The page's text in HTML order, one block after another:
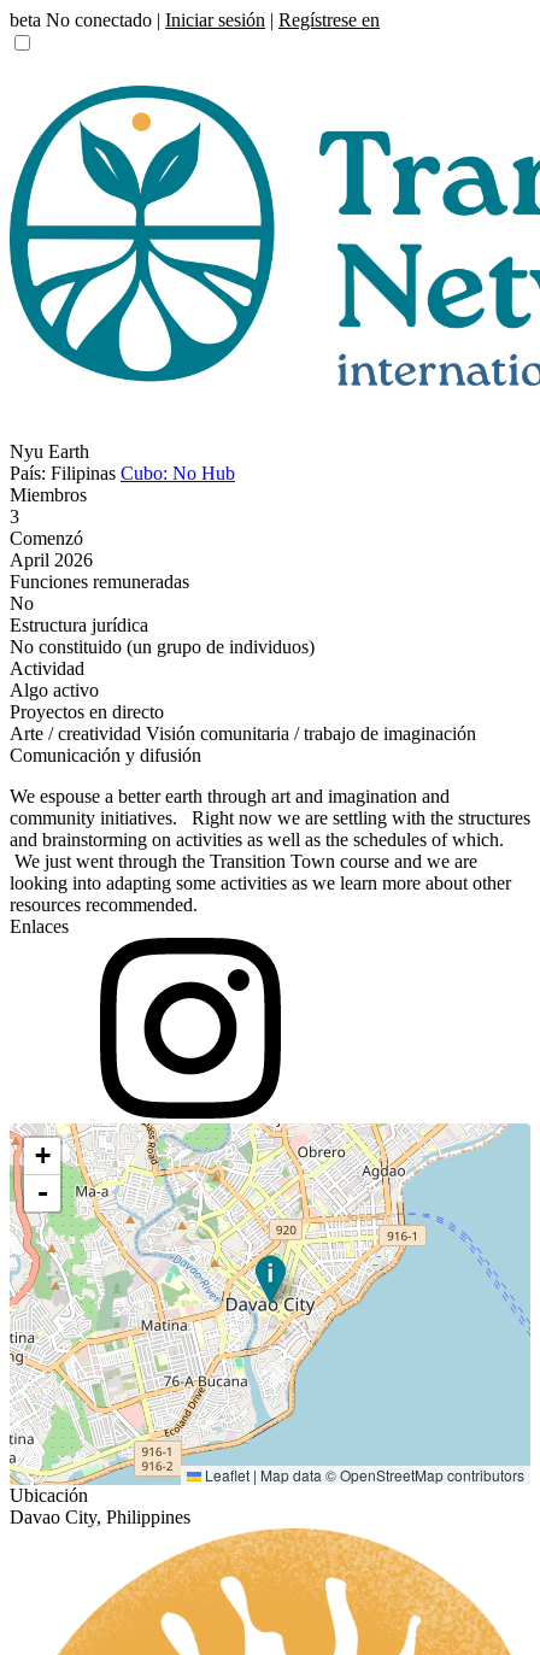
beta No conectado | Iniciar sesión | Regístrese en
Nyu Earth
País: Filipinas Cubo: No Hub
Miembros
3
Comenzó
April 2026
Funciones remuneradas
No
Estructura jurídica
No constituido (un grupo de individuos)
Actividad
Algo activo
Proyectos en directo
Arte / creatividad Visión comunitaria / trabajo de imaginación
Comunicación y difusión
We espouse a better earth through art and imagination and
community initiatives. Right now we are settling with the structures
and brainstorming on activities as well as the schedules of which.
We just went through the Transition Town course and we are
looking into adapting some activities as we learn more about other
resources recommended.
Enlaces
+
-
Leaflet | Map data ©OpenStreetMapcontributors
Ubicación
Davao City, Philippines